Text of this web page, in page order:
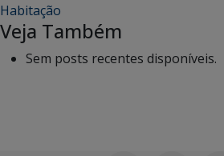
Habitação
Veja Também
Sem posts recentes disponíveis.